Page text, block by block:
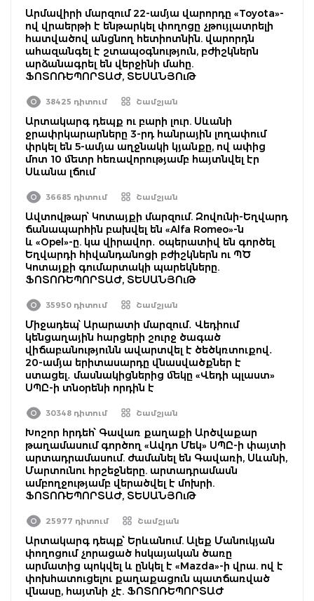
Արմավիրի մարզում 22-ամյա վարորդը «Toyota»-
ով վրաերթի է ենթարկել փողոցը չթույլատրելի
հատվածով անցնող հետիոտնին. վարորդն
ահազանգել է շտապօգնություն, բժիշկներն
արձանագրել են վերջինի մահը.
ՖՈՏՈՌԵՊՈՐՏԱԺ, ՏԵՍԱՆՅՈւԹ
38425 դիտում Շամշյան
Արտակարգ դեպք ու բարի լուր. Սևանի
ջրափրկարարները 3-րդ հանրային լողափում
փրկել են 5-ամյա աղջնակի կյանքը, ով ափից
մոտ 10 մետր հեռավորությամբ հայտնվել էր
Սևանա լճում
36685 դիտում Շամշյան
Ավտովթար՝ Կոտայքի մարզում. Զովունի-Եղվարդ
ճանապարհին բախվել են «Alfa Romeo»-ն
և «Opel»-ը. կա վիրավոր․ օպերատիվ են գործել
Եղվարդի հիվանդանոցի բժիշկներն ու ՊԾ
Կոտայքի գումարտակի պարեկները.
ՖՈՏՈՌԵՊՈՐՏԱԺ, ՏԵՍԱՆՅՈւԹ
35950 դիտում Շամշյան
Միջադեպ՝ Արարատի մարզում․ Վեդիում
կենցաղային հարցերի շուրջ ծագած
վիճաբանությունն ավարտվել է ծեծկռտուքով․
20-ամյա երիտասարդը վնասվածքներ է
ստացել․ մասնակիցներից մեկը «Վեդի պլաստ»
ՍՊԸ-ի տնօրենի որդին է
30348 դիտում Շամշյան
Խոշոր հրդեհ՝ Գավառ քաղաքի Արծվաքար
թաղամասում գործող «Ավդո Մեկ» ՍՊԸ-ի փայտի
արտադրամասում. ժամանել են Գավառի, Սևանի,
Մարտունու հրշեջները. արտադրամասն
ամբողջությամբ վերածվել է մոխրի.
ՖՈՏՈՌԵՊՈՐՏԱԺ, ՏԵՍԱՆՅՈւԹ
25977 դիտում Շամշյան
Արտակարգ դեպք՝ Երևանում. Ալեք Մանուկյան
փողոցում չորացած հսկայական ծառը
արմատից պոկվել և ընկել է «Mazda»-ի վրա. ով է
փոխհատուցելու քաղաքացուն պատճառված
վնասը, հայտնի չէ. ՖՈՏՈՌԵՊՈՐՏԱԺ